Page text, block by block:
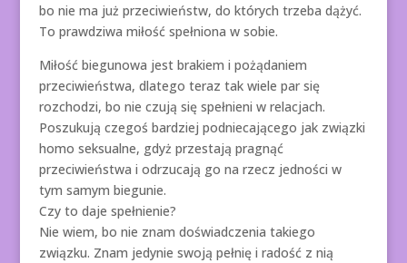
bo nie ma już przeciwieństw, do których trzeba dążyć.
To prawdziwa miłość spełniona w sobie.
Miłość biegunowa jest brakiem i pożądaniem
przeciwieństwa, dlatego teraz tak wiele par się
rozchodzi, bo nie czują się spełnieni w relacjach.
Poszukują czegoś bardziej podniecającego jak związki
homo seksualne, gdyż przestają pragnąć
przeciwieństwa i odrzucają go na rzecz jedności w
tym samym biegunie.
Czy to daje spełnienie?
Nie wiem, bo nie znam doświadczenia takiego
związku. Znam jedynie swoją pełnię i radość z nią